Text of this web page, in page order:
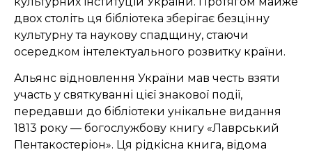
двох століть ця бібліотека зберігає безцінну
культурну та наукову спадщину, стаючи
осередком інтелектуального розвитку країни.
Альянс відновлення України мав честь взяти
участь у святкуванні цієї знакової події,
передавши до бібліотеки унікальне видання
1813 року — богослужбову книгу «Лаврський
Пентакостеріон». Ця рідкісна книга, відома